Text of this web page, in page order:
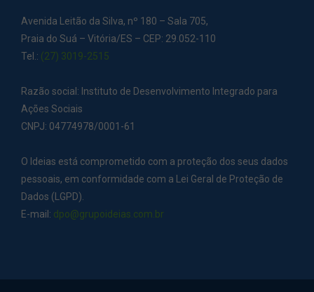
Avenida Leitão da Silva, nº 180 – Sala 705,
Praia do Suá – Vitória/ES – CEP: 29.052-110
Tel.: (27) 3019-2515
Razão social: Instituto de Desenvolvimento Integrado para
Ações Sociais
CNPJ: 04774978/0001-61
O Ideias está comprometido com a proteção dos seus dados
pessoais, em conformidade com a Lei Geral de Proteção de
Dados (LGPD).
E-mail: dpo@grupoideias.com.br